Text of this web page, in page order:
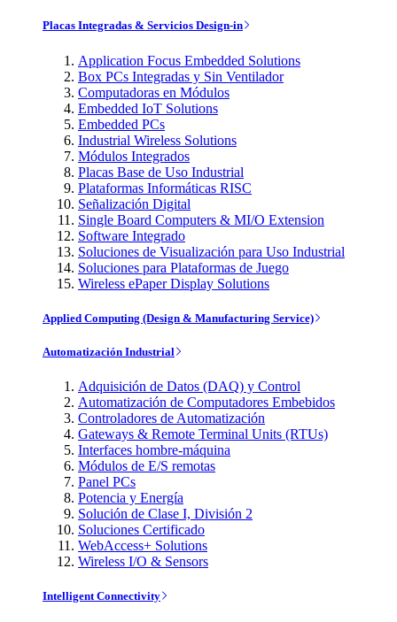
Placas Integradas & Servicios Design-in
Application Focus Embedded Solutions
Box PCs Integradas y Sin Ventilador
Computadoras en Módulos
Embedded IoT Solutions
Embedded PCs
Industrial Wireless Solutions
Módulos Integrados
Placas Base de Uso Industrial
Plataformas Informáticas RISC
Señalización Digital
Single Board Computers & MI/O Extension
Software Integrado
Soluciones de Visualización para Uso Industrial
Soluciones para Plataformas de Juego
Wireless ePaper Display Solutions
Applied Computing (Design & Manufacturing Service)
Automatización Industrial
Adquisición de Datos (DAQ) y Control
Automatización de Computadores Embebidos
Controladores de Automatización
Gateways & Remote Terminal Units (RTUs)
Interfaces hombre-máquina
Módulos de E/S remotas
Panel PCs
Potencia y Energía
Solución de Clase I, División 2
Soluciones Certificado
WebAccess+ Solutions
Wireless I/O & Sensors
Intelligent Connectivity